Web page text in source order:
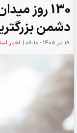
130 روز
دشمن
18 تير 1405 - 08:10 | اخبار